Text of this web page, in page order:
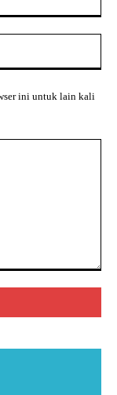
ini untuk lain kali